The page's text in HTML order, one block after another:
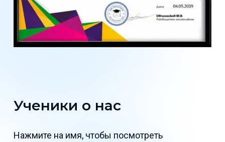
Ученики о нас
Нажмите на имя, чтобы посмотреть